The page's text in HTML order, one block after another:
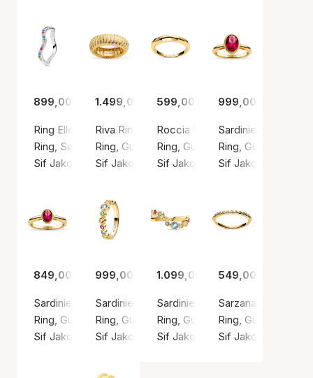
899,00 kr.
Ring Ellera Waves
Ring, Sølv farve / Sølv sterling 925
Sif Jakobs Jewellery
1.499,00 kr.
Riva Ring
Ring, Guld farve / Forgyldt sølv sterling 925
Sif Jakobs Jewellery
599,00 kr.
Roccia Ring
Ring, Guld farve / Forgyldt sølv
Sif Jakobs Jewellery
999,00 kr.
Sardinien Ovale
Ring, Guld farve /
Sif Jakobs
849,00 kr.
Sardinien Ovale Piccolo Ring
Ring, Guld farve / Forgyldt sølv sterling 925
Sif Jakobs Jewellery
999,00 kr.
Sardinien Ring
Ring, Guld farve / Forgyldt sølv sterling 925
Sif Jakobs Jewellery
1.099,00 kr.
Sardinien Wave Ring
Ring, Guld farve / Forgyldt sølv
Sif Jakobs Jewellery
549,00 kr.
Sarzana Ring
Ring, Guld farve /
Sif Jakobs